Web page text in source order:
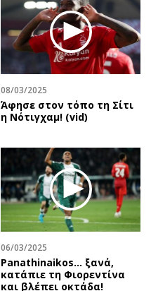
Showbiz
Ταξίδια
Συνταγές
Έξοδος
Media
Εκπομπές
Podcasts
Uncut
Προσφορές
Προσωπικότητες στην ''Κ''
Επιστολές
08/03/2025
Άφησε στον τόπο τη Σίτι
η Νότιγχαμ! (vid)
06/03/2025
Panathinaikos… ξανά,
κατάπιε τη Φιορεντίνα
και βλέπει οκτάδα!